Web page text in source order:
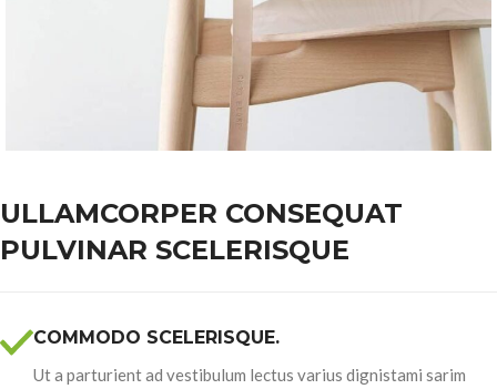
ULLAMCORPER CONSEQUAT
PULVINAR SCELERISQUE
COMMODO SCELERISQUE.
Ut a parturient ad vestibulum lectus varius dignistami sarim